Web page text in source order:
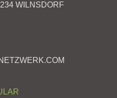
WILNSDORF